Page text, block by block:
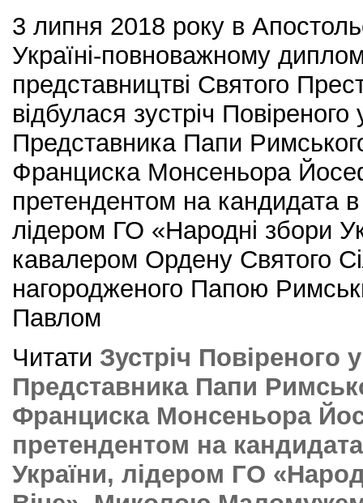
3 липня 2018 року в
Україні-повноважному
представництві Святого
відбулася зустріч
Представника Папи
Франциска Монсеньора
претендентом на кандидата
лідером ГО «Народні збори
кавалером Ордену Святого
нагородженого Папою
Павлом
Читати Зустріч Повіреного
Представника Папи
Франциска Монсеньора
претендентом на
України, лідером ГО